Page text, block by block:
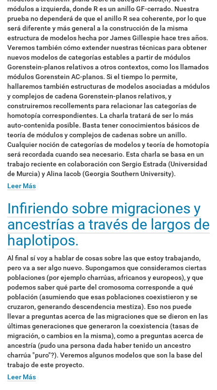
módulos a izquierda, donde R es un anillo GF-cerrado. Nuestra
prueba no dependerá de que el anillo R sea coherente, por lo que
será diferente y más general a la construcción de la misma
estructura de modelos hecha por James Gillespie hace tres años.
Veremos también cómo extender nuestras técnicas para obtener
nuevos modelos de categorías estables a partir de módulos
Gorenstein-planos relativos a otros contextos, como los llamados
módulos Gorenstein AC-planos. Si el tiempo lo permite,
hallaremos también estructuras de modelos asociadas a módulos
y complejos de cadena Gorenstein-planos relativos, y
construiremos recollements para relacionar las categorías de
homotopía correspondientes. La charla tratará de ser lo más
auto-contenida posible. Basta tener conocimientos básicos de
teoría de módulos y complejos de cadenas sobre un anillo.
Cualquier noción de categorías de modelos y teoría de homotopía
será recordada cuando sea necesario. Esta charla se basa en un
trabajo reciente en colaboración con Sergio Estrada (Universidad
de Murcia) y Alina Iacob (Georgia Southern University).
Leer Más
Infiriendo sobre migraciones y
ancestrías a través de largos de
haplotipos.
Al final sí voy a hablar de cosas sobre las que estoy trabajando,
pero va a ser algo nuevo. Supongamos que consideramos ciertas
poblaciones (por ejemplo charrúas, africanos y europeos), y que
podemos saber qué parte del cromosoma corresponde a qué
población (asumiendo que esas poblaciones coexistieron y se
cruzaron, generando descendencia mestiza). Eso nos puede
llevar a preguntas acerca de las migraciones que se dieron en las
últimas generaciones que generaron la coexistencia (tasas de
migración, o cambios en la misma), como a preguntas acerca de
ancestría (pudo una persona dada haber tenido un ancestro
charrúa "puro"?). Veremos algunos modelos que son la base del
trabajo de este proyecto.
Leer Más